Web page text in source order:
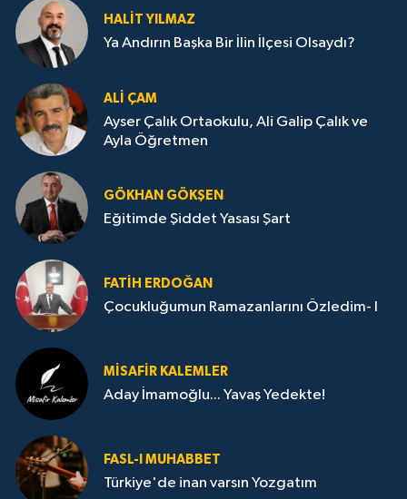
HALIT YILMAZ
Ya Andırın Başka Bir İlin İlçesi Olsaydı?
ALI ÇAM
Ayser Çalık Ortaokulu, Ali Galip Çalık ve
Ayla Öğretmen
GÖKHAN GÖKŞEN
Eğitimde Şiddet Yasası Şart
FATIH ERDOĞAN
Çocukluğumun Ramazanlarını Özledim- I
MISAFIR KALEMLER
Aday İmamoğlu... Yavaş Yedekte!
FASL-I MUHABBET
Türkiye'de inan varsın Yozgatım
15:22 |Kahramanmaraş'ta Şüpheli Ölüm! Uzman
15:10 |Kahramanmaraş'ta Korku Dolu Anlar! Metruk